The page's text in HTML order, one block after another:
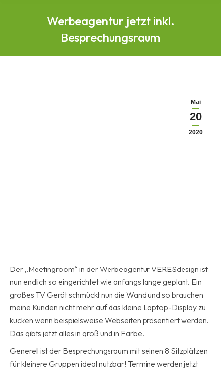
Werbeagentur jetzt inkl.
Besprechungsraum
Mai
20
2020
Der „Meetingroom“ in der Werbeagentur VERESdesign ist
nun endlich so eingerichtet wie anfangs lange geplant. Ein
großes TV Gerät schmückt nun die Wand und so brauchen
meine Kunden nicht mehr auf das kleine Laptop-Display zu
kucken wenn beispielsweise Webseiten präsentiert werden.
Das gibts jetzt alles in groß und in Farbe.
Generell ist der Besprechungsraum mit seinen 8 Sitzplätzen
für kleinere Gruppen ideal nutzbar! Termine werden jetzt